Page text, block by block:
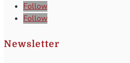
Follow
Follow
Newsletter